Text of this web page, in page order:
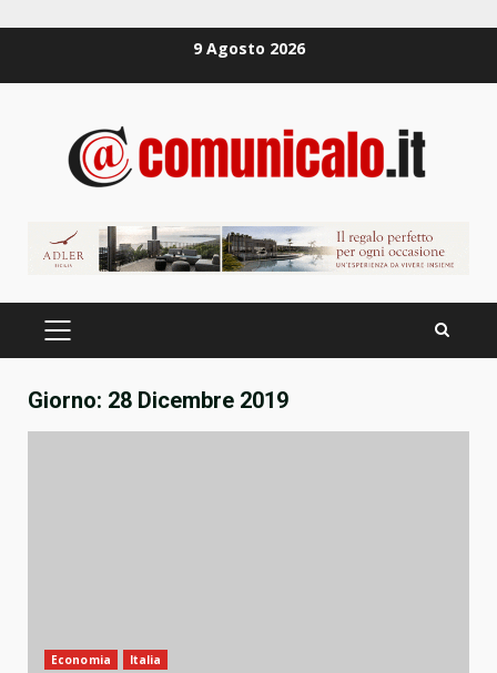
9 Agosto 2026
PRIMÄRES
MENÜ
Giorno: 28 Dicembre 2019
Economia Italia